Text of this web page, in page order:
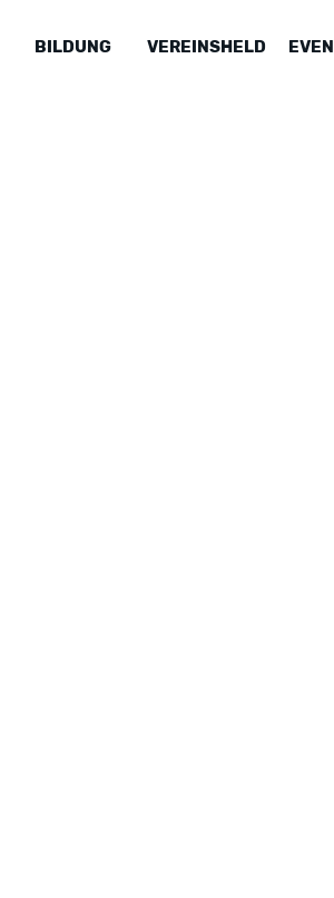
BILDUNG VEREINSHELD